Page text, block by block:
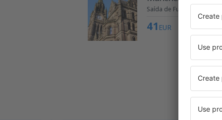
Saída de Funchal
41 EUR